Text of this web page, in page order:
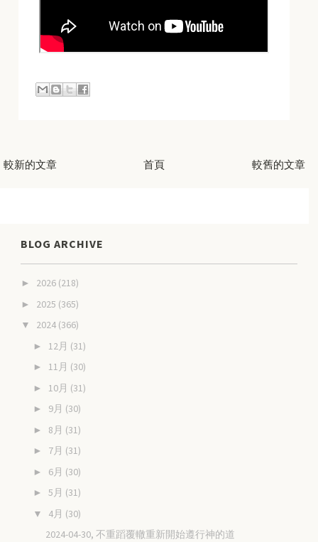
較新的文章 較舊的文章
首頁
BLOG ARCHIVE
► 2026 (218)
► 2025 (365)
▼ 2024 (366)
► 12月 (31)
► 11月 (30)
► 10月 (31)
► 9月 (30)
► 8月 (31)
► 7月 (31)
► 6月 (30)
► 5月 (31)
▼ 4月 (30)
2024-04-30, 不重蹈覆轍重新開始遵行神的道